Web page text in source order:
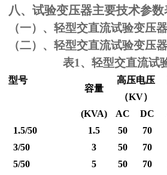
八、试验变压器主要技术参数
（一）、轻型交直流试验变压
（二）、轻型交直流试验变压
表1、轻型交直流试
型号
容量
高压电压
（KV）
(KVA) AC DC
1.5/50
1.5 50 70
3/50
3 50 70
5/50
5 50 70